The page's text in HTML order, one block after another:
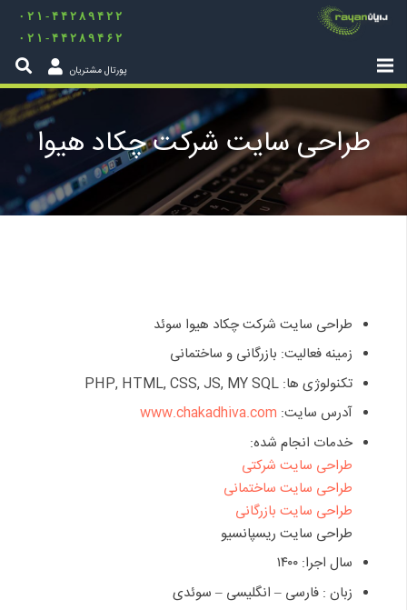
۰۲۱-۴۴۲۸۹۴۲۲
۰۲۱-۴۴۲۸۹۴۶۲
پورتال مشتریان
طراحی سایت شرکت چکاد هیوا
طراحی سایت شرکت چکاد هیوا سوئد
زمینه فعالیت: بازرگانی و ساختمانی
تکنولوژی ها: PHP, HTML, CSS, JS, MY SQL
آدرس سایت: www.chakadhiva.com
خدمات انجام شده:
طراحی سایت شرکتی
طراحی سایت ساختمانی
طراحی سایت بازرگانی
طراحی سایت ریسپانسیو
سال اجرا: ۱۴۰۰
زبان : فارسی – انگلیسی – سوئدی